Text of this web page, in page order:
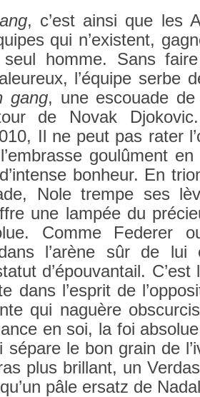
, c’est ainsi que les
qui n’exis­tent,
seul homme. Sans
l’équipe serbe
gang, une es­couade
de Novak
Il ne peut pas rater
goulûment
bon­heur. En
Nole trem­pe ses
une lampée du
Comme Feder­er
l’arène sûr de
d’épouvan­tail.
dans l’esprit de
qui naguère
en soi, la foi
sépare le bon grain de
plus bril­lant, un
pâle er­satz de